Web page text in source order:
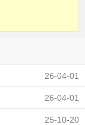
26-04-01
26-04-01
25-10-20